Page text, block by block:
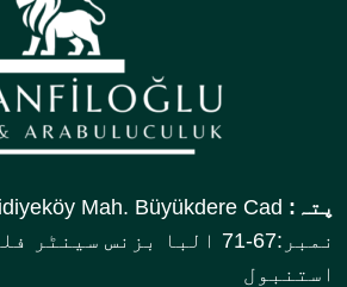
پتہ:
استنبول